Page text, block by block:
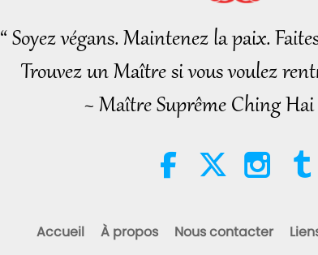
“ Soyez végans. Maintenez la paix.
Trouvez un Maître si vous voulez
~ Maître Suprême Ching Hai
Accueil À propos Nous contacter